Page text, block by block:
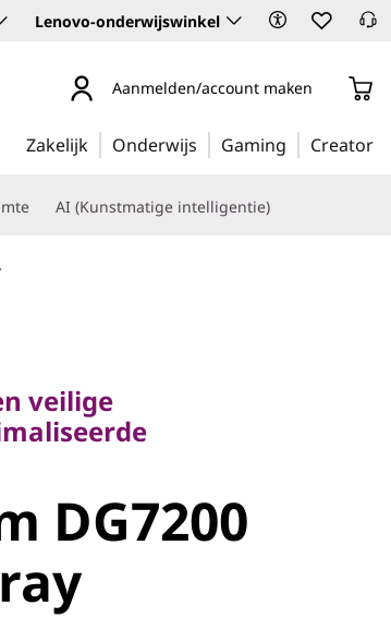
Lenovo-onderwijswinkel
Aanmelden/account maken
Zakelijk Onderwijs Gaming Creator
AI (Kunstmatige intelligentie)
veilige
DG7200